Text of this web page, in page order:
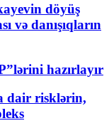
döyüş
və danışıqların
hazırlayır
dair risklərin,